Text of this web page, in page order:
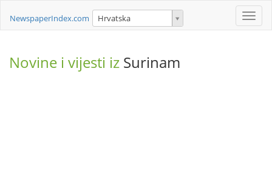
Toggle
NewspaperIndex.com Hrvatska
Novine i vijesti iz Surinam